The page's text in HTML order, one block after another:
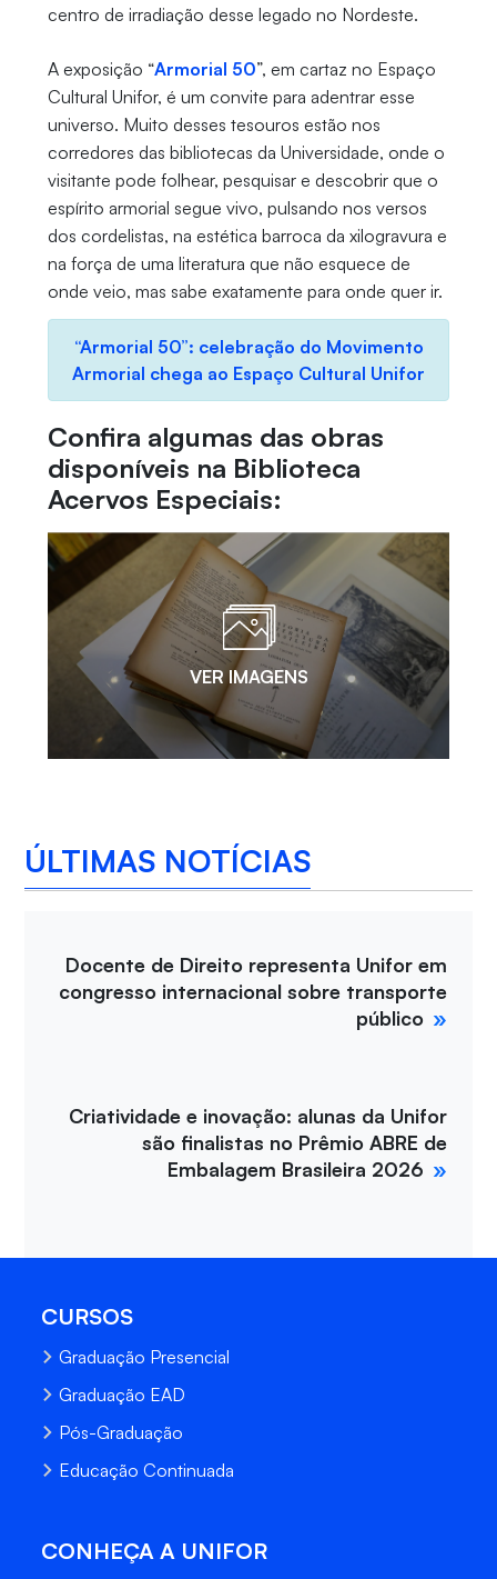
centro de irradiação desse legado no Nordeste.
A exposição “Armorial 50”, em cartaz no Espaço
Cultural Unifor, é um convite para adentrar esse
universo. Muito desses tesouros estão nos
corredores das bibliotecas da Universidade, onde o
visitante pode folhear, pesquisar e descobrir que o
espírito armorial segue vivo, pulsando nos versos
dos cordelistas, na estética barroca da xilogravura e
na força de uma literatura que não esquece de
onde veio, mas sabe exatamente para onde quer ir.
“Armorial 50”: celebração do Movimento
Armorial chega ao Espaço Cultural Unifor
Confira algumas das obras
disponíveis na Biblioteca
Acervos Especiais:
VER IMAGENS
ÚLTIMAS NOTÍCIAS
Docente de Direito representa Unifor em
congresso internacional sobre transporte
público
Criatividade e inovação: alunas da Unifor
são finalistas no Prêmio ABRE de
Embalagem Brasileira 2026
CURSOS
Graduação Presencial
Graduação EAD
Pós-Graduação
Educação Continuada
CONHEÇA A UNIFOR